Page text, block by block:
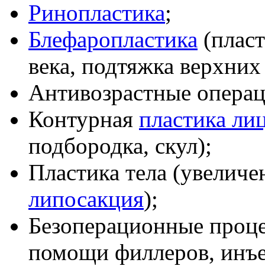
Ринопластика;
Блефаропластика
века, подтяжка
Антивозрастные
Контурная пластика
подбородка, скул);
Пластика тела
липосакция);
Безоперационные
помощи филлеров,